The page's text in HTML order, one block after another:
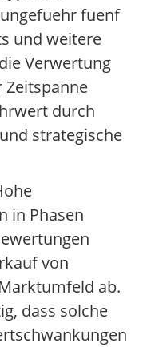
fuenf
und weitere
Verwertung
Zeitspanne
durch
strategische
in Phasen
von
ab.
dass solche